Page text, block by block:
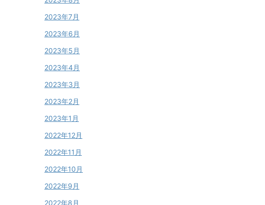
2023年7月
2023年6月
2023年5月
2023年4月
2023年3月
2023年2月
2023年1月
2022年12月
2022年11月
2022年10月
2022年9月
2022年8月